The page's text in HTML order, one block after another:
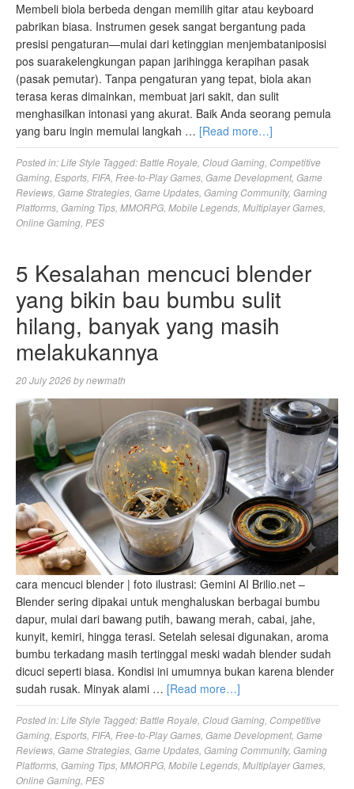
Membeli biola berbeda dengan memilih gitar atau keyboard
pabrikan biasa. Instrumen gesek sangat bergantung pada
presisi pengaturan—mulai dari ketinggian menjembataniposisi
pos suarakelengkungan papan jarihingga kerapihan pasak
(pasak pemutar). Tanpa pengaturan yang tepat, biola akan
terasa keras dimainkan, membuat jari sakit, dan sulit
menghasilkan intonasi yang akurat. Baik Anda seorang pemula
yang baru ingin memulai langkah … [Read more…]
Posted in:Life Style Tagged:Battle Royale, Cloud Gaming, Competitive
Gaming, Esports, FIFA, Free-to-Play Games, Game Development, Game
Reviews, Game Strategies, Game Updates, Gaming Community, Gaming
Platforms, Gaming Tips, MMORPG, Mobile Legends, Multiplayer Games,
Online Gaming, PES
5 Kesalahan mencuci blender
yang bikin bau bumbu sulit
hilang, banyak yang masih
melakukannya
20 July 2026bynewmath
cara mencuci blender | foto ilustrasi: Gemini AI Brilio.net –
Blender sering dipakai untuk menghaluskan berbagai bumbu
dapur, mulai dari bawang putih, bawang merah, cabai, jahe,
kunyit, kemiri, hingga terasi. Setelah selesai digunakan, aroma
bumbu terkadang masih tertinggal meski wadah blender sudah
dicuci seperti biasa. Kondisi ini umumnya bukan karena blender
sudah rusak. Minyak alami … [Read more…]
Posted in:Life Style Tagged:Battle Royale Cloud Gaming Competitive
Gaming Esports FIFA Free-to-Play Games Game Development, Game
Reviews Game Strategies Game Updates Gaming Community, Gaming
Platforms Gaming Tips MMORPG Mobile Legends Multiplayer Games
Online Gaming PES